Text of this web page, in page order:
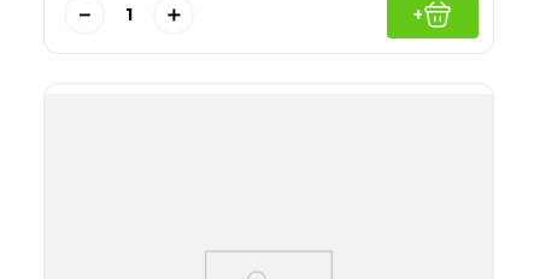
＋
－ +